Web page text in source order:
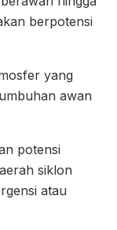
berpotensi
yang
awan
potensi
siklon
atau